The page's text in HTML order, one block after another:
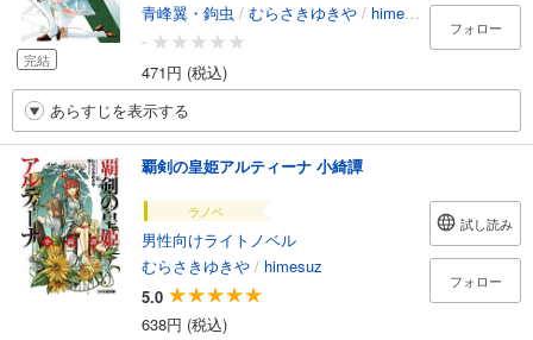
完結
青峰翼・鉤虫 / むらさきゆきや / himesuz
-
471円 (税込)
フォロー
あらすじを表示する
覇剣の皇姫アルティーナ 小綺譚
ラノベ
男性向けライトノベル
むらさきゆきや / himesuz
5.0
638円 (税込)
試し読み
フォロー